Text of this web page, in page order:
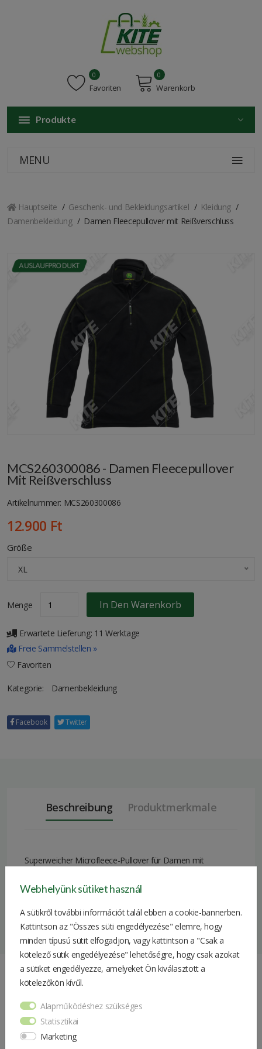
Favoriten
0
Warenkorb
0
Produkte
MENU
Hauptseite Geschenk- und Bekleidungsartikel
Kleidung
Damenbekleidung
Damen Fleecepullover mit Reißverschluss
AUSLAUFPRODUKT
MCS260300086 - Damen Fleecepullover
Mit Reißverschluss
Artikelnummer: MCS260300086
12.900 Ft
Größe
XL
Menge In Den Warenkorb
Erwartete Lieferung: 11 Werktage
Freie Sammelstellen »
Favoriten
Kategorie: Damenbekleidung
Facebook Twitter
Beschreibung Produktmerkmale
Superweicher Microfleece-Pullover für Damen mit
am oberen, linken Arm. Material: 100% Polyester.
Größe XL
Geschlecht
(männlich/weiblich)
Damen
Materialien 100% Polyester
Produktkategorie
Marke
Ähnliche Produkte
Damen T-Shirt
Webhelyünk sütiket használ
A sütikről további információt talál ebben a cookie-bannerben.
Kattintson az "Összes süti engedélyezése" elemre, hogy
minden típusú sütit elfogadjon, vagy kattintson a "Csak a
kötelező sütik engedélyezése" lehetőségre, hogy csak azokat
a sütiket engedélyezze, amelyeket Ön kiválasztott a
kötelezőkön kívűl.
Alapműködéshez szükséges
Statisztikai
Marketing